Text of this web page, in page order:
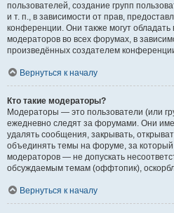
пользователей, создание групп
и т. п., в зависимости от прав,
конференции. Они также могут
модераторов во всех форумах, в
произведённых создателем
Вернуться к началу
Кто такие модераторы?
Модераторы — это пользователи (или
ежедневно следят за форумами. Они
удалять сообщения, закрывать,
объединять темы на форуме, за
модераторов — не допускать
обсуждаемым темам (оффтопик),
Вернуться к началу